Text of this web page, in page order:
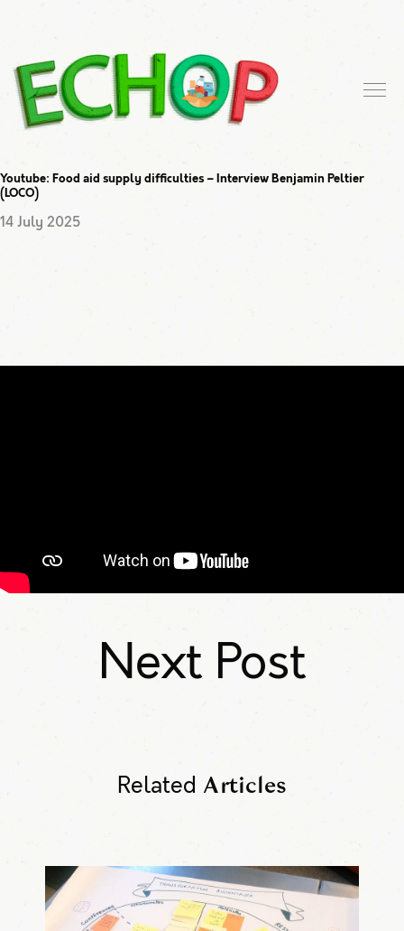
Youtube: Food aid supply difficulties – Interview Benjamin Peltier
(LOCO)
14 July 2025
Next Post
Related Articles